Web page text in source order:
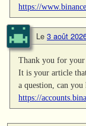
https://
Le 3 août
Thank you for
It is your article
a question, can you
https://